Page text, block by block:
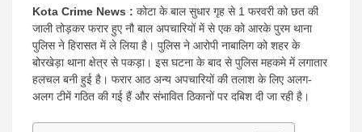
Kota Crime News : कोटा के बाल सुधार गृह से 1 फरवरी को छत की
जाली तोड़कर फरार हुए नौ बाल अपचारियों में से एक को आरके पुरम थाना
पुलिस ने हिरासत में ले लिया है। पुलिस ने आरोपी नाबालिग को शहर के
बोरखेड़ा थाना क्षेत्र से पकड़ा। इस घटना के बाद से पुलिस महकमे में लगातार
हलचल बनी हुई है। फरार आठ अन्य अपचारियों की तलाश के लिए अलग-
अलग टीमें गठित की गई हैं और संभावित ठिकानों पर दबिश दी जा रही है।